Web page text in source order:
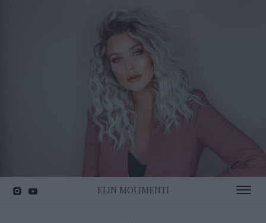
ELIN MOLIMENTI Toggle